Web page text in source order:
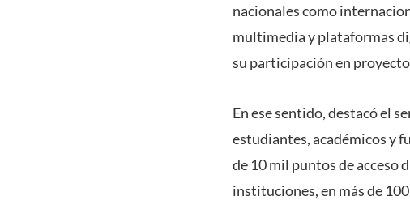
nacionales como
multimedia y plataformas
su participación en
En ese sentido, destacó el
estudiantes, académicos y
de 10 mil puntos de acceso
instituciones, en más de